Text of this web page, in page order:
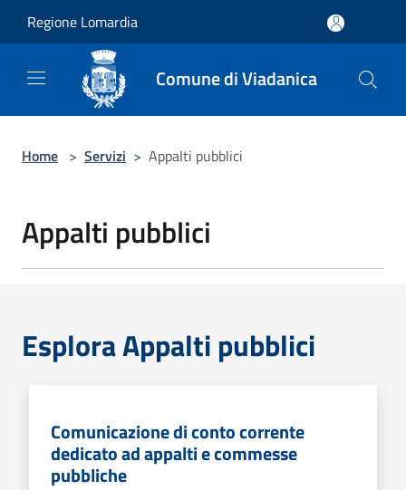
Regione Lomardia
Comune di Viadanica
Home > Servizi > Appalti pubblici
Appalti pubblici
Esplora Appalti pubblici
Comunicazione di conto corrente
dedicato ad appalti e commesse
pubbliche